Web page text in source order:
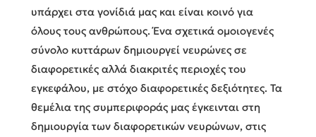
υπάρχει στα γονίδιά μας και είναι κοινό για
όλους τους ανθρώπους. Ένα σχετικά ομοιογενές
σύνολο κυττάρων δημιουργεί νευρώνες σε
διαφορετικές αλλά διακριτές περιοχές του
εγκεφάλου, με στόχο διαφορετικές δεξιότητες. Τα
θεμέλια της συμπεριφοράς μας έγκεινται στη
δημιουργία των διαφορετικών νευρώνων, στις